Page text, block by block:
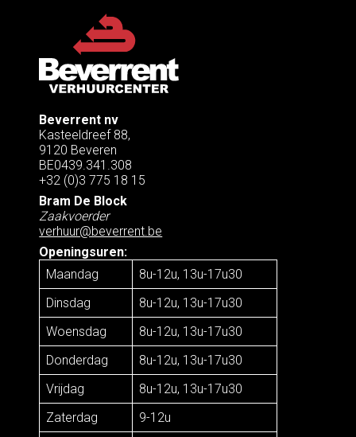
Beverrent nv
Kasteeldreef 88,
9120 Beveren
BE0439.341.308
+32 (0)3 775 18 15
Bram De Block
Zaakvoerder
verhuur@beverrent.be
Openingsuren:
Maandag
8u-12u, 13u-17u30
Dinsdag
8u-12u, 13u-17u30
Woensdag
8u-12u, 13u-17u30
Donderdag
8u-12u, 13u-17u30
Vrijdag
8u-12u, 13u-17u30
Zaterdag
9-12u